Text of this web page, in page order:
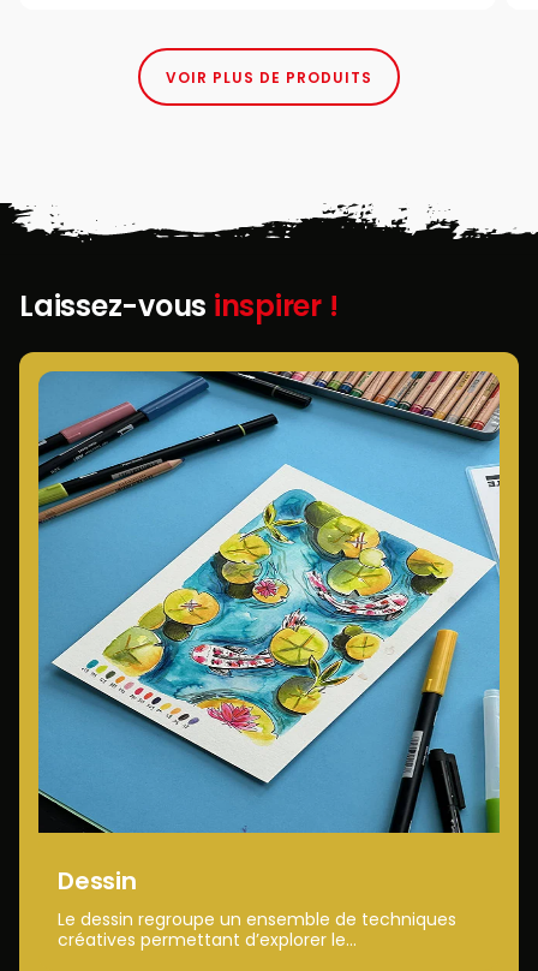
VOIR PLUS DE PRODUITS
Laissez-vous inspirer !
Dessin
Le dessin regroupe un ensemble de techniques
créatives permettant d’explorer le...